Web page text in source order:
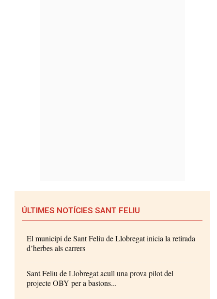
ÚLTIMES NOTÍCIES SANT FELIU
El municipi de Sant Feliu de Llobregat inicia la retirada
d’herbes als carrers
Sant Feliu de Llobregat acull una prova pilot del
projecte OBY per a bastons...